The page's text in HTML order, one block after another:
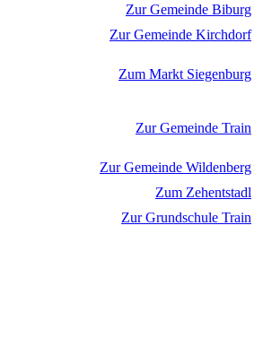
Zur Gemeinde Biburg
Zur Gemeinde Kirchdorf
Zum Markt Siegenburg
Zur Gemeinde Train
Zur Gemeinde Wildenberg
Zum Zehentstadl
Zur Grundschule Train